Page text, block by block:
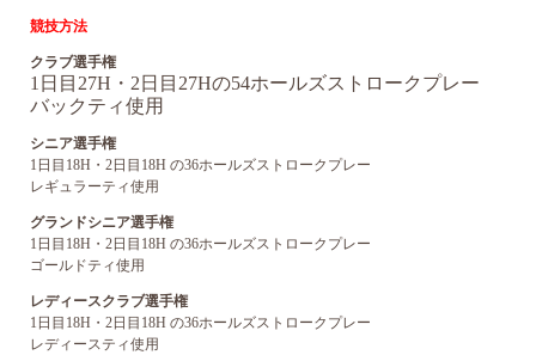
競技方法
クラブ選手権
1日目27H・2日目27Hの54ホールズストロークプレー
バックティ使用
シニア選手権
1日目18H・2日目18H の36ホールズストロークプレー
レギュラーティ使用
グランドシニア選手権
1日目18H・2日目18H の36ホールズストロークプレー
ゴールドティ使用
レディースクラブ選手権
1日目18H・2日目18H の36ホールズストロークプレー
レディースティ使用